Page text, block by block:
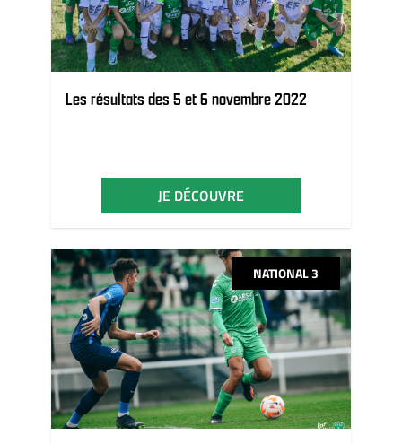
Les résultats des 5 et 6 novembre 2022
JE DÉCOUVRE
NATIONAL 3